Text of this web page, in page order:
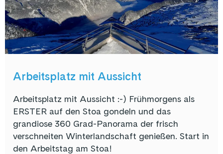
Arbeitsplatz mit Aussicht
Arbeitsplatz mit Aussicht :-) Frühmorgens als
ERSTER auf den Stoa gondeln und das
grandiose 360 Grad-Panorama der frisch
verschneiten Winterlandschaft genießen. Start in
den Arbeitstag am Stoa!